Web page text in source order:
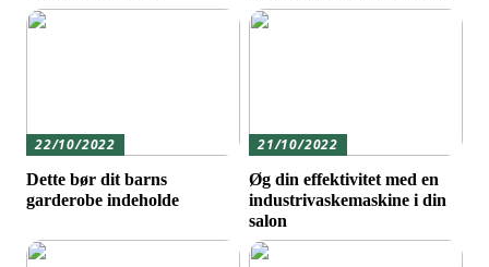
22/10/2022
Dette bør dit barns
garderobe indeholde
21/10/2022
Øg din effektivitet med en
industrivaskemaskine i din
salon